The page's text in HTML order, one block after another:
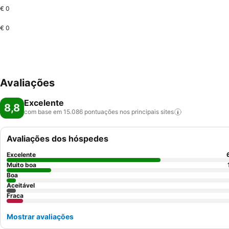
€ 0
€ 0
Avaliações
8,8 Excelente
com base em 15.086 pontuações nos principais sites
Avaliações dos hóspedes
Excelente
Muito boa
Boa
Aceitável
Fraca
Mostrar avaliações